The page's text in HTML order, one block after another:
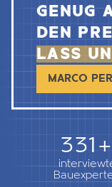
GENUG
DEN
LASS
MARCO
362+